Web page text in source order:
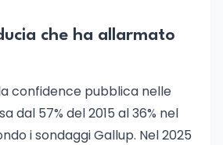
che ha allarmato
confidence pubblica nelle
dal 57% del 2015 al 36% nel
i sondaggi Gallup. Nel 2025